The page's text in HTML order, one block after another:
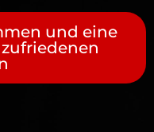
und eine